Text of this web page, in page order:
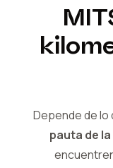
Depende de lo
pauta de